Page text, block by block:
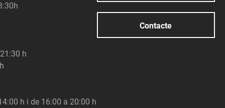
h
h i de 16:00 a 20:00 h
Contacte